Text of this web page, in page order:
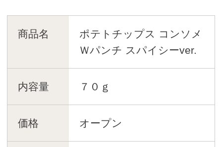
商品名
ポテトチップス コンソメ
Ｗパンチ スパイシーver.
内容量 ７０ｇ
価格 オープン